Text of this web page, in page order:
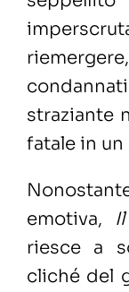
straziante
fatale in un
emotiva,
riesce a
cliché del